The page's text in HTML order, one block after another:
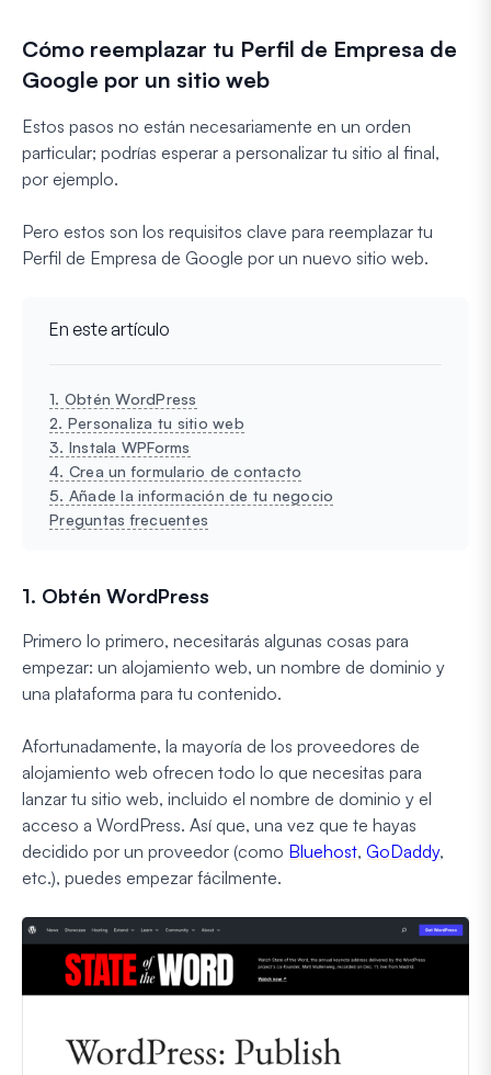
Cómo reemplazar tu Perfil de Empresa de
Google por un sitio web
Estos pasos no están necesariamente en un orden
particular; podrías esperar a personalizar tu sitio al final,
por ejemplo.
Pero estos son los requisitos clave para reemplazar tu
Perfil de Empresa de Google por un nuevo sitio web.
En este artículo
1. Obtén WordPress
2. Personaliza tu sitio web
3. Instala WPForms
4. Crea un formulario de contacto
5. Añade la información de tu negocio
Preguntas frecuentes
1. Obtén WordPress
Primero lo primero, necesitarás algunas cosas para
empezar: un alojamiento web, un nombre de dominio y
una plataforma para tu contenido.
Afortunadamente, la mayoría de los proveedores de
alojamiento web ofrecen todo lo que necesitas para
lanzar tu sitio web, incluido el nombre de dominio y el
acceso a WordPress. Así que, una vez que te hayas
decidido por un proveedor (como Bluehost, GoDaddy,
etc.), puedes empezar fácilmente.